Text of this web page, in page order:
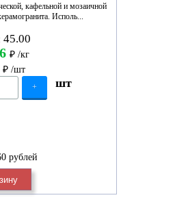
кафельной и мозаичной
Исполь...
45.00
₽ /кг
₽ /шт
+ шт
рублей